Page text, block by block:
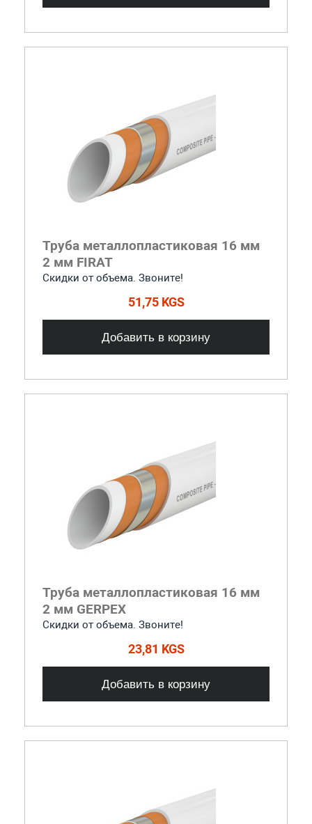
Труба металлопластиковая 16 мм
2 мм FIRAT
Скидки от объема. Звоните!
51,75 KGS
Добавить в корзину
Труба металлопластиковая 16 мм
2 мм GERPEX
Скидки от объема. Звоните!
23,81 KGS
Добавить в корзину